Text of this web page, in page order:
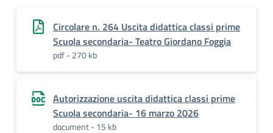
Circolare n. 264 Uscita didattica classi prime
Scuola secondaria- Teatro Giordano Foggia
pdf - 270 kb
Autorizzazione uscita didattica classi prime
Scuola secondaria- 16 marzo 2026
document - 15 kb